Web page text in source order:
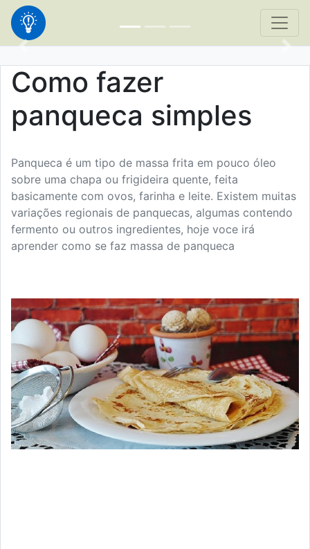
Como fazer
panqueca simples
Panqueca é um tipo de massa frita em pouco óleo
sobre uma chapa ou frigideira quente, feita
basicamente com ovos, farinha e leite. Existem muitas
variações regionais de panquecas, algumas contendo
fermento ou outros ingredientes, hoje voce irá
aprender como se faz massa de panqueca